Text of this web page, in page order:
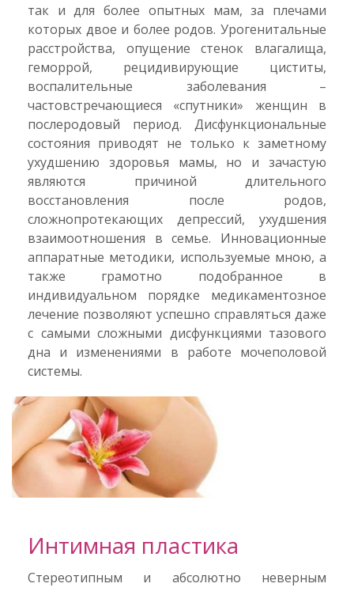
так и для более опытных мам, за плечами
которых двое и более родов. Урогенитальные
расстройства, опущение стенок влагалища,
геморрой, рецидивирующие циститы,
воспалительные заболевания –
частовстречающиеся «спутники» женщин в
послеродовый период. Дисфункциональные
состояния приводят не только к заметному
ухудшению здоровья мамы, но и зачастую
являются причиной длительного
восстановления после родов,
сложнопротекающих депрессий, ухудшения
взаимоотношения в семье. Инновационные
аппаратные методики, используемые мною, а
также грамотно подобранное в
индивидуальном порядке медикаментозное
лечение позволяют успешно справляться даже
с самыми сложными дисфункциями тазового
дна и изменениями в работе мочеполовой
системы.
Интимная пластика
Стереотипным и абсолютно неверным